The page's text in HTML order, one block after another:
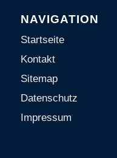
NAVIGATION
Startseite
Kontakt
Sitemap
Datenschutz
Impressum